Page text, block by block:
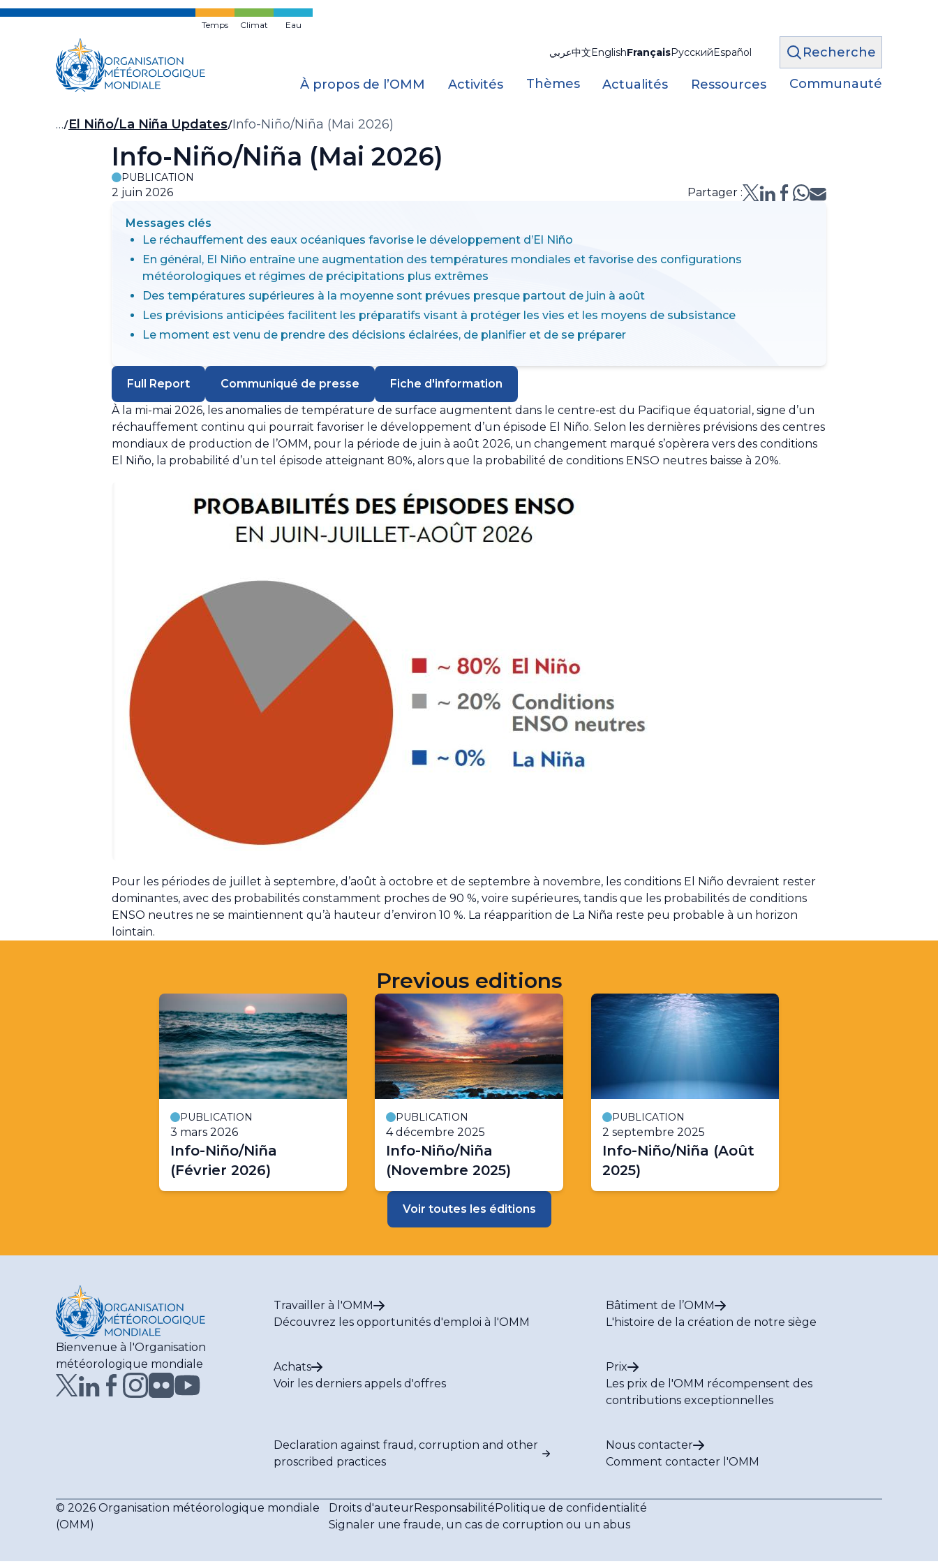
Skip
Temps Climat Eau
عربي中文EnglishFrançaisРусскийEspañol Recherche
À propos de l’OMM Activités Thèmes Actualités Ressources Communauté
Fil
d'Ariane
… El Niño/La Niña Updates Info-Niño/Niña (Mai 2026)
Info-Niño/Niña (Mai 2026)
PUBLICATION
2 juin 2026 Partager :
Messages clés
Le réchauffement des eaux océaniques favorise le développement d’El Niño
En général, El Niño entraîne une augmentation des températures mondiales et favorise des configurations
météorologiques et régimes de précipitations plus extrêmes
Des températures supérieures à la moyenne sont prévues presque partout de juin à août
Les prévisions anticipées facilitent les préparatifs visant à protéger les vies et les moyens de subsistance
Le moment est venu de prendre des décisions éclairées, de planifier et de se préparer
Full Report Communiqué de presse
Fiche d'information
À la mi-mai 2026, les anomalies de température de surface augmentent dans le centre-est du Pacifique équatorial, signe d’un
réchauffement continu qui pourrait favoriser le développement d’un épisode El Niño. Selon les dernières prévisions des centres
mondiaux de production de l’OMM, pour la période de juin à août 2026, un changement marqué s’opèrera vers des conditions
El Niño, la probabilité d’un tel épisode atteignant 80%, alors que la probabilité de conditions ENSO neutres baisse à 20%.
Pour les périodes de juillet à septembre, d’août à octobre et de septembre à novembre, les conditions El Niño devraient rester
dominantes, avec des probabilités constamment proches de 90 %, voire supérieures, tandis que les probabilités de conditions
ENSO neutres ne se maintiennent qu’à hauteur d’environ 10 %. La réapparition de La Niña reste peu probable à un horizon
lointain.
Previous editions
PUBLICATION
3 mars 2026
Info-Niño/Niña
(Février 2026)
PUBLICATION
4 décembre 2025
Info-Niño/Niña
(Novembre 2025)
PUBLICATION
2 septembre 2025
Info-Niño/Niña (Août
2025)
Voir toutes les éditions
Bienvenue à l'Organisation
météorologique mondiale
Travailler à l'OMM
Découvrez les opportunités d'emploi à l'OMM
Bâtiment de l’OMM
L'histoire de la création de notre siège
Achats
Voir les derniers appels d'offres
Prix
Les prix de l'OMM récompensent des
contributions exceptionnelles
Declaration against fraud, corruption and other
proscribed practices
Nous contacter
Comment contacter l'OMM
© 2026 Organisation météorologique mondiale
(OMM)
Droits d'auteurResponsabilitéPolitique de confidentialité
Signaler une fraude, un cas de corruption ou un abus